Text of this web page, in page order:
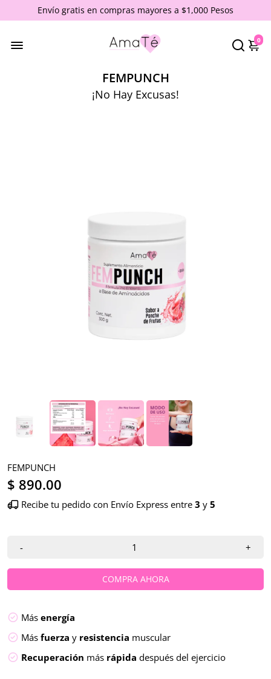
Envío gratis en compras mayores a $1,000 Pesos
0
¡No Hay Excusas!
FEMPUNCH
FEMPUNCH
$ 890.00
Recibe tu pedido con Envío Express entre 3 y 5
- +
COMPRA AHORA
Más energía
Más fuerza y resistencia muscular
Recuperación más rápida después del ejercicio